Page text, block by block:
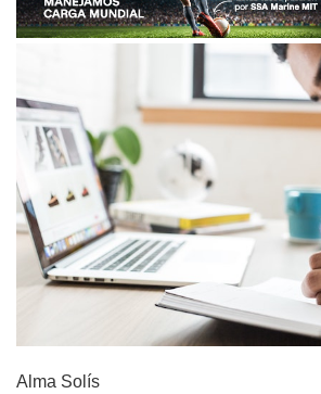
Alma Solís